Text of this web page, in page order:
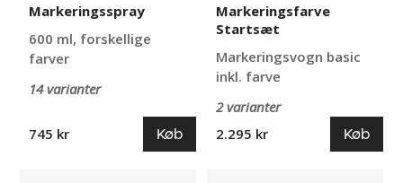
Markeringsspray
600 ml, forskellige
farver
14 varianter
745 kr Køb
Markeringsfarve
Startsæt
Markeringsvogn basic
inkl. farve
2 varianter
2.295 kr
Køb